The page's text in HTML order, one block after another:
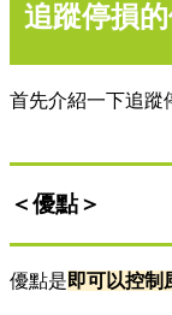
追蹤停損
首先介紹一下追蹤
＜優點＞
優點是即可以控制